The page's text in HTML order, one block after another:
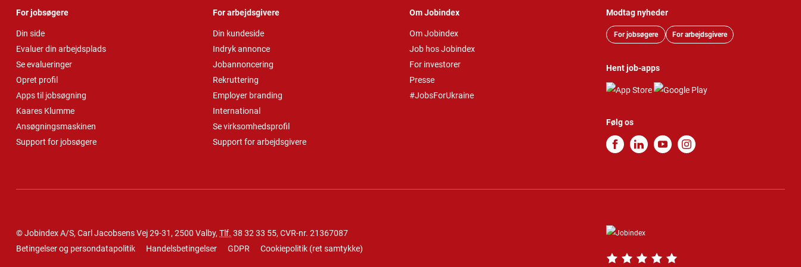
For jobsøgere
Din side
Evaluer din arbejdsplads
Se evalueringer
Opret profil
Apps til jobsøgning
Kaares Klumme
Ansøgningsmaskinen
Support for jobsøgere
For arbejdsgivere
Din kundeside
Indryk annonce
Jobannoncering
Rekruttering
Employer branding
International
Se virksomhedsprofil
Support for arbejdsgivere
Om Jobindex
Om Jobindex
Job hos Jobindex
For investorer
Presse
#JobsForUkraine
Modtag nyheder
For jobsøgere For arbejdsgivere
Hent job-apps
Følg os
© Jobindex A/S, Carl Jacobsens Vej 29-31, 2500 Valby, Tlf. 38 32 33 55, CVR-nr. 21367087
Betingelser og persondatapolitik
Handelsbetingelser GDPR Cookiepolitik (ret samtykke)